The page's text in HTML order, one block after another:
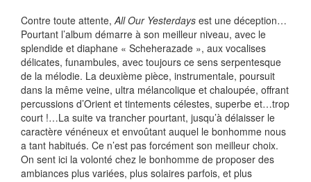
Contre toute attente,All Our Yesterdays est une déception…
Pourtant l’album démarre à son meilleur niveau, avec le
splendide et diaphane « Scheherazade », aux vocalises
délicates, funambules, avec toujours ce sens serpentesque
de la mélodie. La deuxième pièce, instrumentale, poursuit
dans la même veine, ultra mélancolique et chaloupée, offrant
percussions d’Orient et tintements célestes, superbe et…trop
court !…La suite va trancher pourtant, jusqu’à délaisser le
caractère vénéneux et envoûtant auquel le bonhomme nous
a tant habitués. Ce n’est pas forcément son meilleur choix.
On sent ici la volonté chez le bonhomme de proposer des
ambiances plus variées, plus solaires parfois, et plus